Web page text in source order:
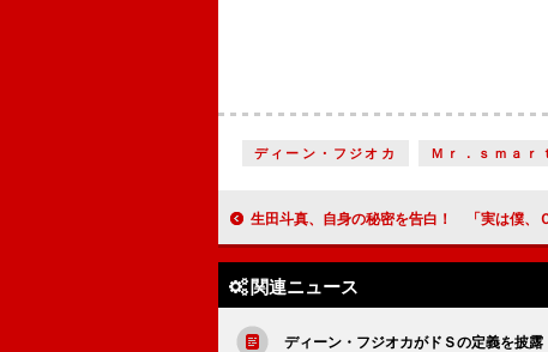
ディーン・フジオカ Ｍｒ．ｓｍａｒ
生田斗真、自身の秘密を告白！ 「実は僕、ＣＤ出して
関連ニュース
ディーン・フジオカがドＳの定義を披